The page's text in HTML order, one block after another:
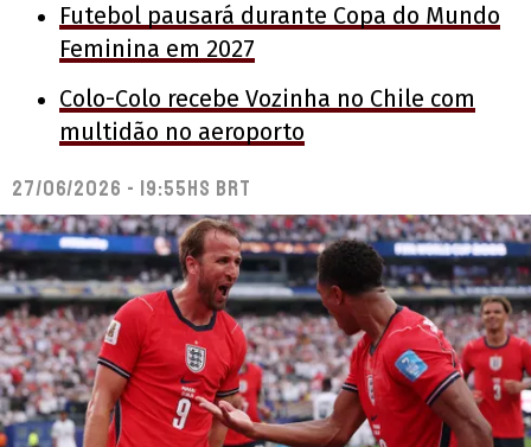
Futebol pausará durante Copa do Mundo
Feminina em 2027
Colo-Colo recebe Vozinha no Chile com
multidão no aeroporto
27/06/2026 - 19:55hs BRT